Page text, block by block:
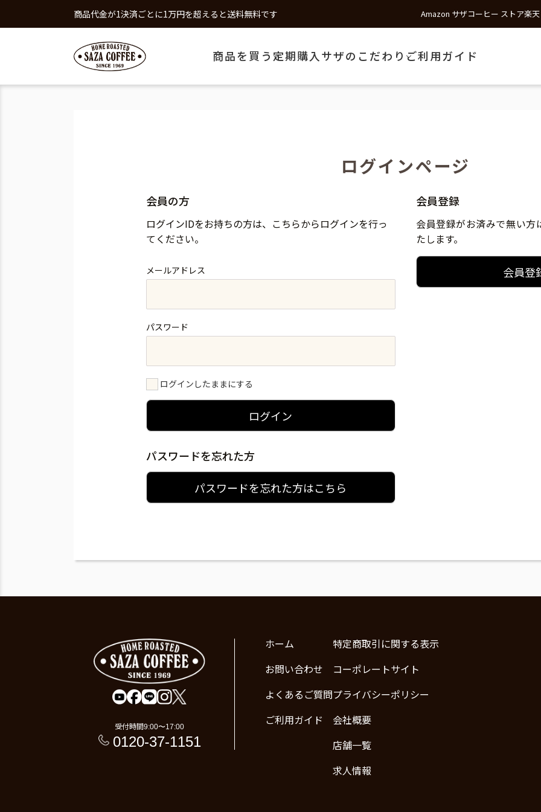
商品代金が1決済ごとに1万円を超えると送料無料です Amazon サザコーヒー ストア楽
商品を買う 定期購入 サザのこだわり ご利用ガイド
ログインページ
会員の方
ログインIDをお持ちの方は、こちらからログインを行っ
てください。
メールアドレス
パスワード
ログインしたままにする
ログイン
パスワードを忘れた方
パスワードを忘れた方はこちら
会員登録
会員登録がお済みで無い
たします。
会員登
受付時間9:00〜17:00
0120-37-1151
ホーム
お問い合わせ
よくあるご質問
ご利用ガイド
特定商取引に関する表示
コーポレートサイト
プライバシーポリシー
会社概要
店舗一覧
求人情報